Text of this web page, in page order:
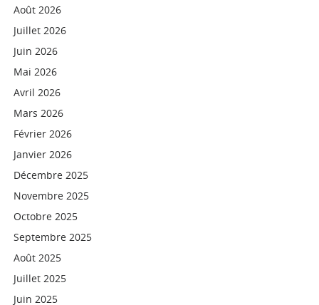
Août 2026
Juillet 2026
Juin 2026
Mai 2026
Avril 2026
Mars 2026
Février 2026
Janvier 2026
Décembre 2025
Novembre 2025
Octobre 2025
Septembre 2025
Août 2025
Juillet 2025
Juin 2025